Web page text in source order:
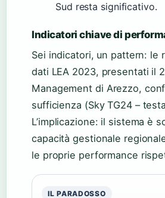
Sud resta significativo.
Indicatori chiave di
Sei indicatori, un pattern: le
dati LEA 2023, presentati il
Management di Arezzo,
sufficienza (Sky TG24 –
L’implicazione: il sistema è
capacità gestionale
le proprie performance
IL PARADOSSO